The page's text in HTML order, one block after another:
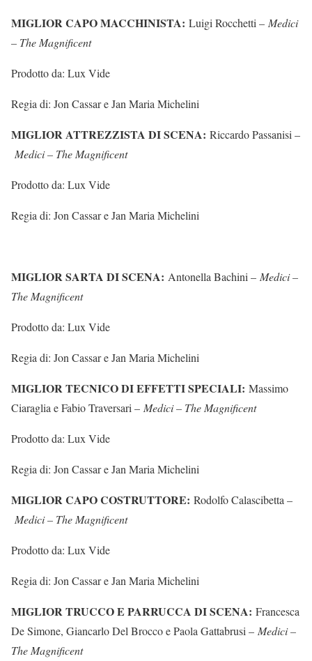
MIGLIOR CAPO MACCHINISTA: Luigi Rocchetti – Medici
– The Magnificent
Prodotto da: Lux Vide
Regia di: Jon Cassar e Jan Maria Michelini
MIGLIOR ATTREZZISTA DI SCENA: Riccardo Passanisi –
Medici – The Magnificent
Prodotto da: Lux Vide
Regia di: Jon Cassar e Jan Maria Michelini
MIGLIOR SARTA DI SCENA: Antonella Bachini – Medici –
The Magnificent
Prodotto da: Lux Vide
Regia di: Jon Cassar e Jan Maria Michelini
MIGLIOR TECNICO DI EFFETTI SPECIALI: Massimo
Ciaraglia e Fabio Traversari – Medici – The Magnificent
Prodotto da: Lux Vide
Regia di: Jon Cassar e Jan Maria Michelini
MIGLIOR CAPO COSTRUTTORE: Rodolfo Calascibetta –
Medici – The Magnificent
Prodotto da: Lux Vide
Regia di: Jon Cassar e Jan Maria Michelini
MIGLIOR TRUCCO E PARRUCCA DI SCENA: Francesca
De Simone, Giancarlo Del Brocco e Paola Gattabrusi – Medici –
The Magnificent